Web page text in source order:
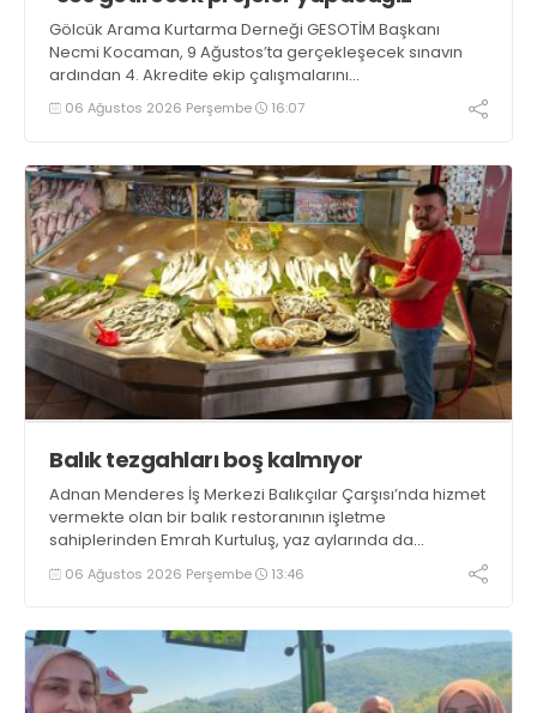
Gölcük Arama Kurtarma Derneği GESOTİM Başkanı
Necmi Kocaman, 9 Ağustos’ta gerçekleşecek sınavın
ardından 4. Akredite ekip çalışmalarını
tamamlayacaklarını ifade ederek açıklamalarda
bulundu. Kocaman, “Gölcük’te ve Kocaeli genelinde ses
06 Ağustos 2026 Perşembe 16:07
Balık tezgahları boş kalmıyor
Adnan Menderes İş Merkezi Balıkçılar Çarşısı’nda hizmet
vermekte olan bir balık restoranının işletme
sahiplerinden Emrah Kurtuluş, yaz aylarında da
tezgahlarda taze balık bulunduğunu ifade ederek “Yıl
boyunca tezgahlarda taze balık bulmak mümkün
06 Ağustos 2026 Perşembe 13:46